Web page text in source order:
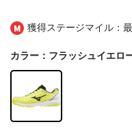
獲得ステージマイル：
カラー：フラッシュイエロ